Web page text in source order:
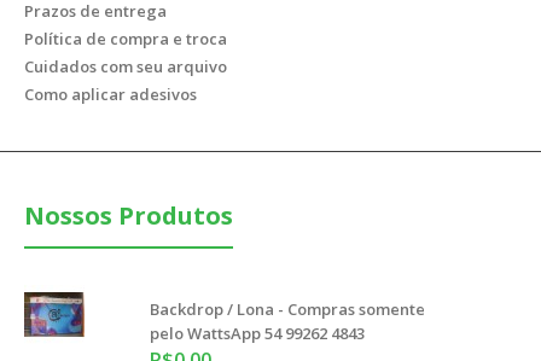
Opcional Super Oferta - Compras Somente pelo WattsApp
Prazos de entrega
Política de compra e troca
Cuidados com seu arquivo
Como aplicar adesivos
Nossos Produtos
Backdrop / Lona - Compras somente
pelo WattsApp 54 99262 4843